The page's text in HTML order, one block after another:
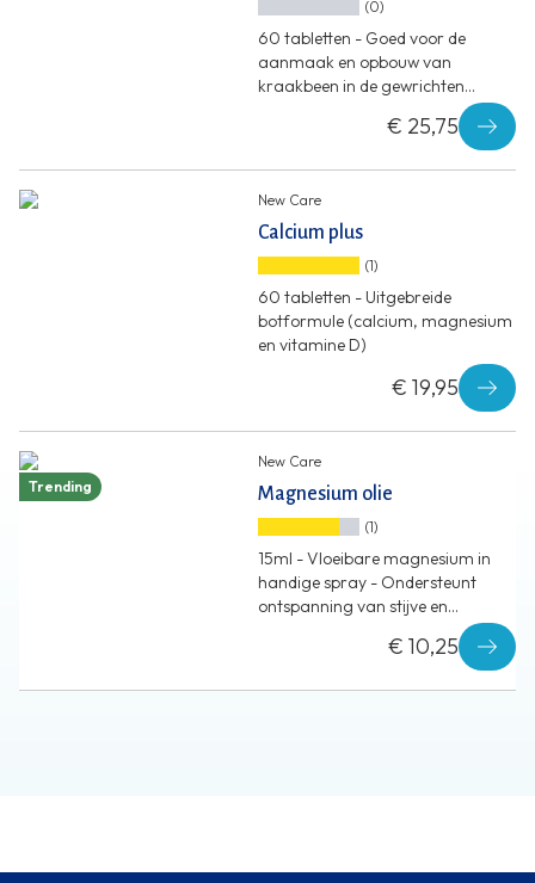
(0)
60 tabletten - Goed voor de
aanmaak en opbouw van
kraakbeen in de gewrichten
€ 25,75
New Care
Calcium plus
(1)
60 tabletten - Uitgebreide
botformule (calcium, magnesium
en vitamine D)
€ 19,95
Trending
New Care
Magnesium olie
(1)
15ml - Vloeibare magnesium in
handige spray - Ondersteunt
ontspanning van stijve en
€ 10,25